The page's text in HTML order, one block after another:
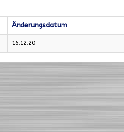
Änderungsdatum
16.12.20